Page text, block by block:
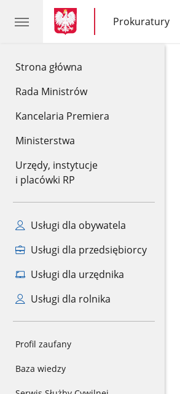
Strona główna
Rada Ministrów
Kancelaria Premiera
Ministerstwa
Urzędy, instytucje
i placówki RP
Usługi dla obywatela
Usługi dla przedsiębiorcy
Usługi dla urzędnika
Usługi dla rolnika
Profil zaufany
Baza wiedzy
gov.pl
gov.pl
Prokuratury
gov.pl
Prokuratury